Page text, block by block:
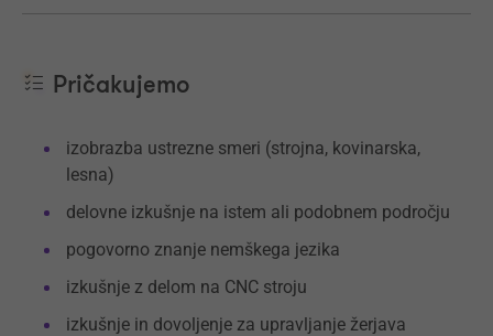
Pričakujemo
izobrazba ustrezne smeri (strojna, kovinarska,
lesna)
delovne izkušnje na istem ali podobnem področju
pogovorno znanje nemškega jezika
izkušnje z delom na CNC stroju
izkušnje in dovoljenje za upravljanje žerjava